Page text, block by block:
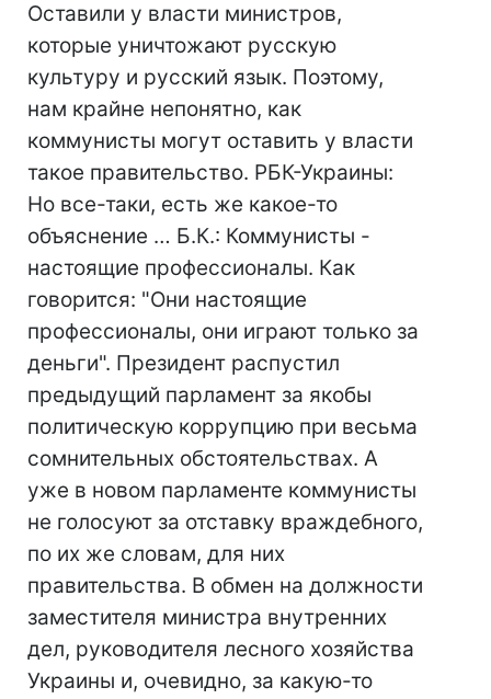
Оставили у власти министров,
которые уничтожают русскую
культуру и русский язык. Поэтому,
нам крайне непонятно, как
коммунисты могут оставить у власти
такое правительство. РБК-Украины:
Но все-таки, есть же какое-то
объяснение … Б.К.: Коммунисты -
настоящие профессионалы. Как
говорится: "Они настоящие
профессионалы, они играют только за
деньги". Президент распустил
предыдущий парламент за якобы
политическую коррупцию при весьма
сомнительных обстоятельствах. А
уже в новом парламенте коммунисты
не голосуют за отставку враждебного,
по их же словам, для них
правительства. В обмен на должности
заместителя министра внутренних
дел, руководителя лесного хозяйства
Украины и, очевидно, за какую-то